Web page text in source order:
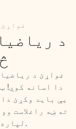
د
غواړئ د
یې باید وکړئ
ته ښه راغلاست
وګورئ.